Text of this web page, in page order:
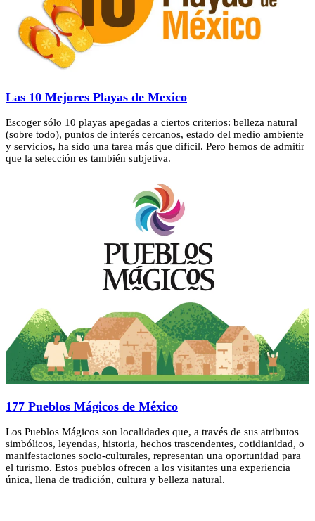
Las 10 Mejores Playas de Mexico
Escoger sólo 10 playas apegadas a ciertos criterios: belleza natural
(sobre todo), puntos de interés cercanos, estado del medio ambiente
y servicios, ha sido una tarea más que dificil. Pero hemos de admitir
que la selección es también subjetiva.
177 Pueblos Mágicos de México
Los Pueblos Mágicos son localidades que, a través de sus atributos
simbólicos, leyendas, historia, hechos trascendentes, cotidianidad, o
manifestaciones socio-culturales, representan una oportunidad para
el turismo. Estos pueblos ofrecen a los visitantes una experiencia
única, llena de tradición, cultura y belleza natural.